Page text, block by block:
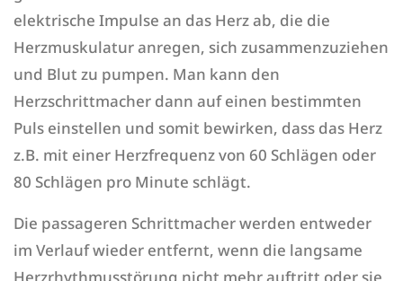
elektrische Impulse an das Herz ab, die die
Herzmuskulatur anregen, sich zusammenzuziehen
und Blut zu pumpen. Man kann den
Herzschrittmacher dann auf einen bestimmten
Puls einstellen und somit bewirken, dass das Herz
z.B. mit einer Herzfrequenz von 60 Schlägen oder
80 Schlägen pro Minute schlägt.
Die passageren Schrittmacher werden entweder
im Verlauf wieder entfernt, wenn die langsame